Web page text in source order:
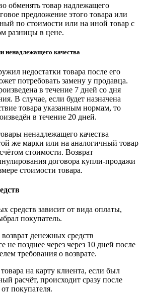
обменять товар надлежащего
предложение этого товара или
по стоимости или на иной товар с
разницы в цене.
ненадлежащего качества
недостатки товара после его
потребовать замену у продавца.
в течение 7 дней со дня
В случае, если будет назначена
товара указанным нормам, то
в течение 20 дней.
ненадлежащего качества
же марки или на аналогичный товар
стоимости. Возврат
договора купли-продажи
стоимости товара.
средств зависит от вида оплаты,
покупатель.
денежных средств
не позднее через через 10 дней после
требования о возврате.
на карту клиента, если был
расчёт, происходит сразу после
покупателя.